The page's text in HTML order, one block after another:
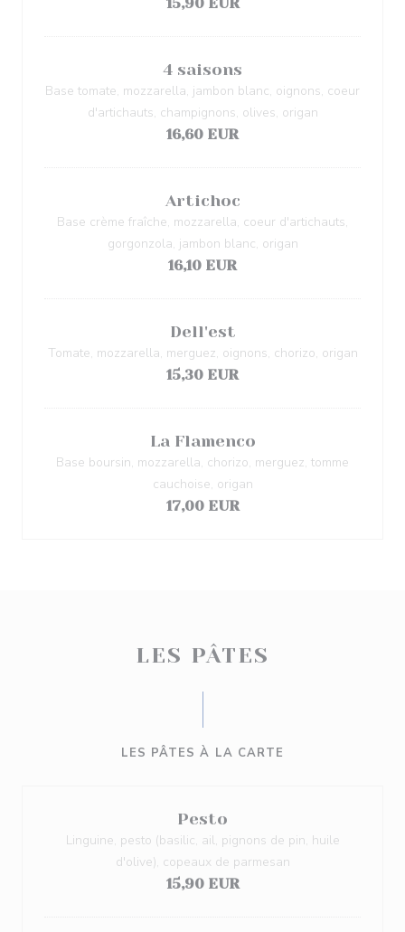
4 saisons
Base tomate, mozzarella, jambon blanc, oignons, coeur
d'artichauts, champignons, olives, origan
16,60 EUR
Artichoc
Base crème fraîche, mozzarella, coeur d'artichauts,
gorgonzola, jambon blanc, origan
16,10 EUR
Dell'est
Tomate, mozzarella, merguez, oignons, chorizo, origan
15,30 EUR
La Flamenco
Base boursin, mozzarella, chorizo, merguez, tomme
cauchoise, origan
17,00 EUR
LES PÂTES
LES PÂTES À LA CARTE
Pesto
Linguine, pesto (basilic, ail, pignons de pin, huile
d'olive), copeaux de parmesan
15,90 EUR